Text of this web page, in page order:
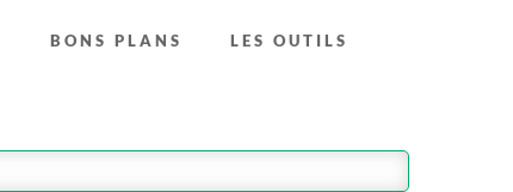
BONS PLANS LES OUTILS